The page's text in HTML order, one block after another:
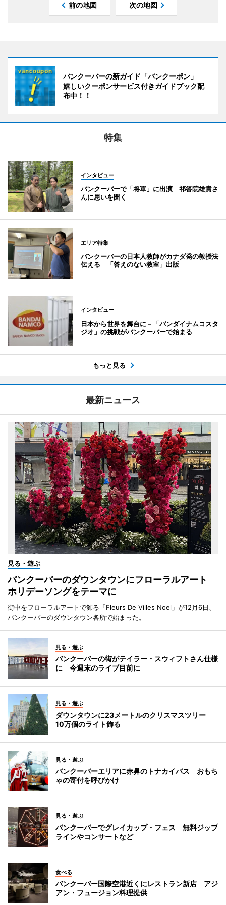
前の地図 次の地図
バンクーバーの新ガイド「バンクーポン」
嬉しいクーポンサービス付きガイドブック配
布中！！
特集
インタビュー
バンクーバーで「将軍」に出演 祁答院雄貴さ
んに思いを聞く
エリア特集
バンクーバーの日本人教師がカナダ発の教授法
伝える 「答えのない教室」出版
インタビュー
日本から世界を舞台に－「バンダイナムコスタ
ジオ」の挑戦がバンクーバーで始まる
もっと見る
最新ニュース
見る・遊ぶ
バンクーバーのダウンタウンにフローラルアート
ホリデーソングをテーマに
街中をフローラルアートで飾る「Fleurs De Villes Noel」が12月6日、
バンクーバーのダウンタウン各所で始まった。
見る・遊ぶ
バンクーバーの街がテイラー・スウィフトさん仕様
に 今週末のライブ目前に
見る・遊ぶ
ダウンタウンに23メートルのクリスマスツリー
10万個のライト飾る
見る・遊ぶ
バンクーバーエリアに赤鼻のトナカイバス おもち
ゃの寄付を呼びかけ
見る・遊ぶ
バンクーバーでグレイカップ・フェス 無料ジップ
ラインやコンサートなど
食べる
バンクーバー国際空港近くにレストラン新店 アジ
アン・フュージョン料理提供